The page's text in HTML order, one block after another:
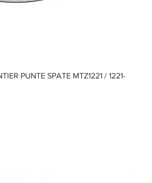
PUNTE SPATE MTZ1221 / 1221-